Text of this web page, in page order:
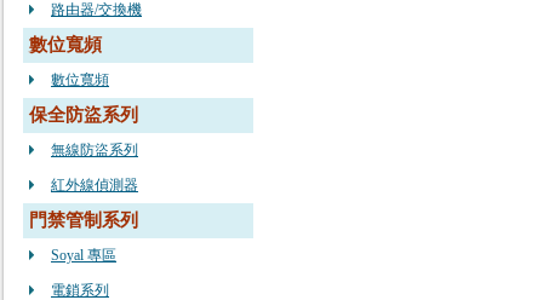
路由器/交換機
數位寬頻
數位寬頻
保全防盜系列
無線防盜系列
紅外線偵測器
門禁管制系列
Soyal 專區
電鎖系列